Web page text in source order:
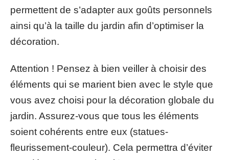
permettent de s’adapter aux goûts personnels
ainsi qu’à la taille du jardin afin d’optimiser la
décoration.
Attention ! Pensez à bien veiller à choisir des
éléments qui se marient bien avec le style que
vous avez choisi pour la décoration globale du
jardin. Assurez-vous que tous les éléments
soient cohérents entre eux (statues-
fleurissement-couleur). Cela permettra d’éviter